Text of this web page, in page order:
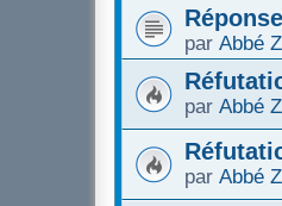
par Abbé
par Abbé
par Abbé